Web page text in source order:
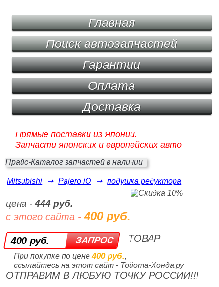
Главная
Поиск автозапчастей
Гарантии
Оплата
Доставка
Прямые поставки из Японии.
Запчасти японских и европейских авто
Прайс-Каталог запчастей в наличии
Mitsubishi ➞ Pajero iO ➞ подушка редуктора
цена -444 руб.
с этого сайта -400 руб.
400 руб.
При покупке по цене400 руб.,
ссылайтесь на этот сайт - Тойота-Хонда.ру
ТОВАР
ОТПРАВИМ В ЛЮБУЮ ТОЧКУ РОССИИ!!!